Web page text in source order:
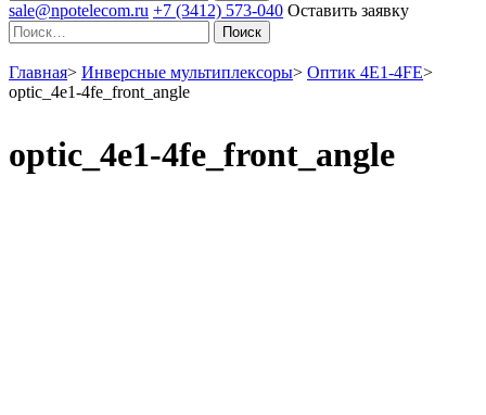
sale@npotelecom.ru +7 (3412) 573-040 Оставить заявку
Поиск
Главная> Инверсные мультиплексоры> Оптик 4E1-4FE>
optic_4e1-4fe_front_angle
optic_4e1-4fe_front_angle